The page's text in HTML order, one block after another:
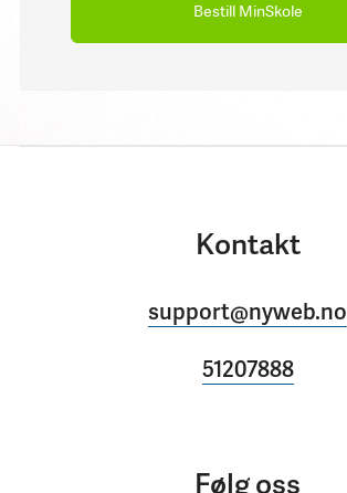
Bestill MinSkole
Kontakt
support@nyweb.no
51207888
Følg oss